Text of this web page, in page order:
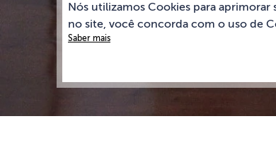
Nós utilizamos Cookies para
no site, você concorda com o uso de
Saber mais